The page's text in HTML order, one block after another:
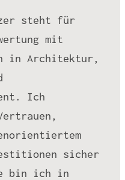
steht für
mit
in Architektur,
Ich
sicher
bin ich in